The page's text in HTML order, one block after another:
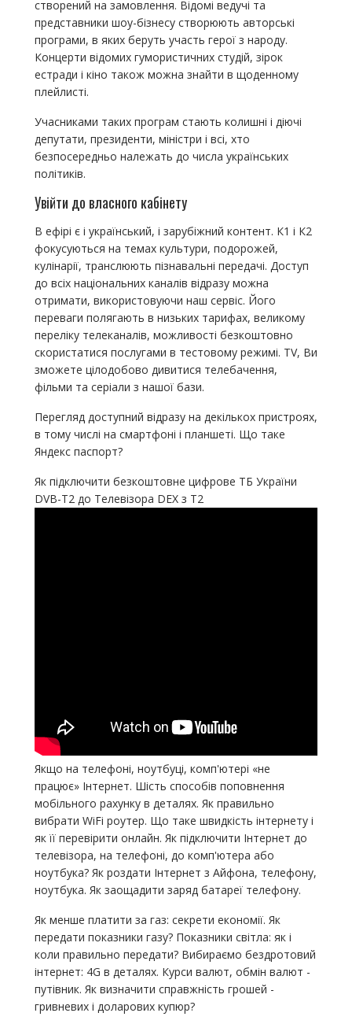
створений на замовлення. Відомі ведучі та
представники шоу-бізнесу створюють авторські
програми, в яких беруть участь герої з народу.
Концерти відомих гумористичних студій, зірок
естради і кіно також можна знайти в щоденному
плейлисті.
Учасниками таких програм стають колишні і діючі
депутати, президенти, міністри і всі, хто
безпосередньо належать до числа українських
політиків.
Увійти до власного кабінету
В ефірі є і український, і зарубіжний контент. К1 і К2
фокусуються на темах культури, подорожей,
кулінарії, транслюють пізнавальні передачі. Доступ
до всіх національних каналів відразу можна
отримати, використовуючи наш сервіс. Його
переваги полягають в низьких тарифах, великому
переліку телеканалів, можливості безкоштовно
скористатися послугами в тестовому режимі. TV, Ви
зможете цілодобово дивитися телебачення,
фільми та серіали з нашої бази.
Перегляд доступний відразу на декількох пристроях,
в тому числі на смартфоні і планшеті. Що таке
Яндекс паспорт?
Як підключити безкоштовне цифрове ТБ України
DVB-T2 до Телевізора DEX з Т2
Якщо на телефоні, ноутбуці, комп'ютері «не
працює» Інтернет. Шість способів поповнення
мобільного рахунку в деталях. Як правильно
вибрати WiFi роутер. Що таке швидкість інтернету і
як її перевірити онлайн. Як підключити Інтернет до
телевізора, на телефоні, до комп'ютера або
ноутбука? Як роздати Інтернет з Айфона, телефону,
ноутбука. Як заощадити заряд батареї телефону.
Як менше платити за газ: секрети економії. Як
передати показники газу? Показники світла: як і
коли правильно передати? Вибираємо бездротовий
інтернет: 4G в деталях. Курси валют, обмін валют -
путівник. Як визначити справжність грошей -
гривневих і доларових купюр?